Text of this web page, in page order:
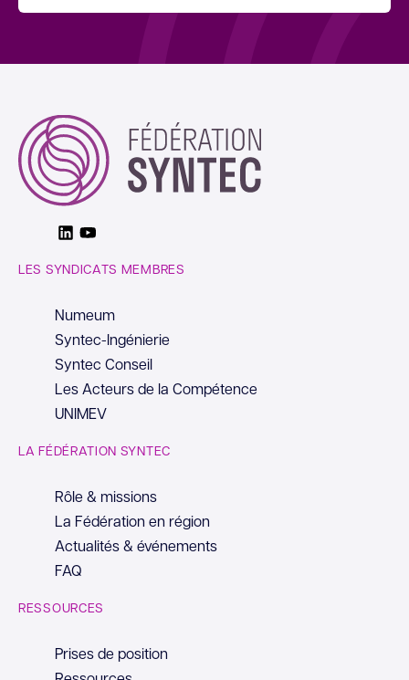
LinkedinYoutube
LES SYNDICATS MEMBRES
Numeum
Syntec-Ingénierie
Syntec Conseil
Les Acteurs de la Compétence
UNIMEV
LA FÉDÉRATION SYNTEC
Rôle & missions
La Fédération en région
Actualités & événements
FAQ
RESSOURCES
Prises de position